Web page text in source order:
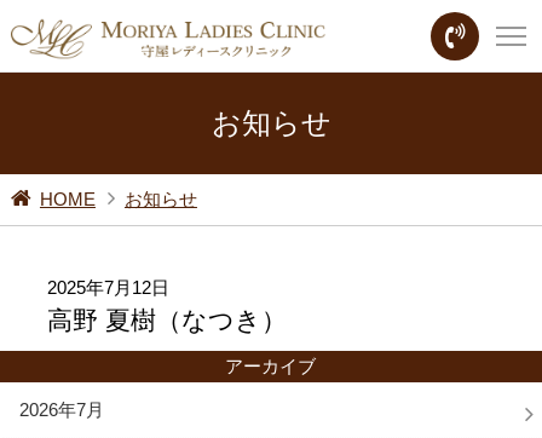
お知らせ
HOME お知らせ
2025年7月12日
高野 夏樹（なつき）
アーカイブ
2026年7月